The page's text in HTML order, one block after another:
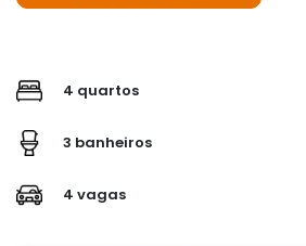
4 quartos
3 banheiros
4 vagas